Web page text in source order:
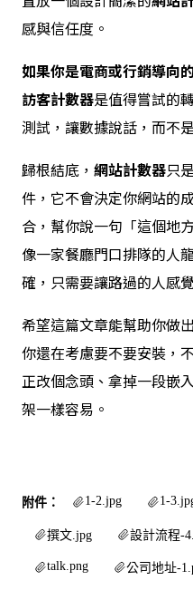
感與信任度。
如果你是電商或行銷導向
訪客計數器是值得嘗試的
測試，讓數據說話，而不
歸根結底， 網站計數器只
件，它不會決定你網站的
合，幫你說一句「這個地
像一家餐廳門口排隊的人
確，只需要讓路過的人感
希望這篇文章能幫助你做
你還在考慮要不要安裝
正改個念頭、拿掉一段嵌
架一樣容易。
附件： 1-2.jpg 1-
撰文.jpg 設計流程-
talk.png 公司地址-